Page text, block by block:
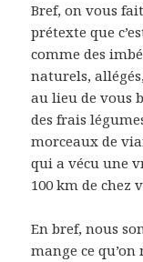
Bref, on vous
prétexte que
comme des
naturels,
au lieu de vous
des frais
morceaux de
qui a vécu une
100 km de chez
En bref, nous
mange ce